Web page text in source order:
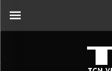
TCN ou du